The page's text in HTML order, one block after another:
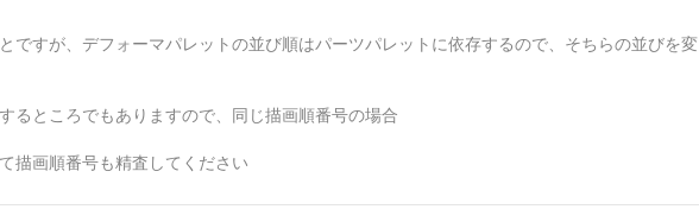
ですが、デフォーマパレットの並び順はパーツパレットに依存するので、そちらの並びを変
るところでもありますので、同じ描画順番号の場合
描画順番号も精査してください